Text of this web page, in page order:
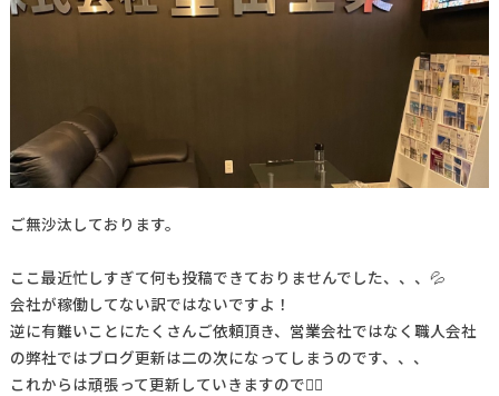
ご無沙汰しております。
ここ最近忙しすぎて何も投稿できておりませんでした、、、💦
会社が稼働してない訳ではないですよ！
逆に有難いことにたくさんご依頼頂き、営業会社ではなく職人会社
の弊社ではブログ更新は二の次になってしまうのです、、、
これからは頑張って更新していきますので🙇‍♂️